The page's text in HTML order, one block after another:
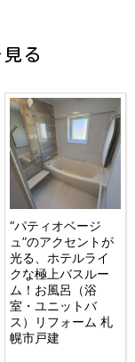
る
“パティオベージ
ュ”のアクセントが
光る、ホテルライ
クな極上バスルー
ム！お風呂（浴
室・ユニットバ
ス）リフォーム 札
幌市戸建